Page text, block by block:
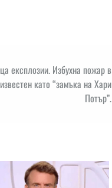
експлозии. Избухна пожар в
като “замъка на Хари
Потър”.